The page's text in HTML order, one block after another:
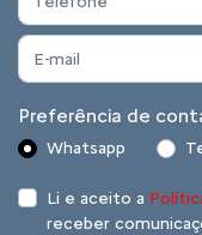
Preferência de
Whatsapp
Li e aceito a
receber